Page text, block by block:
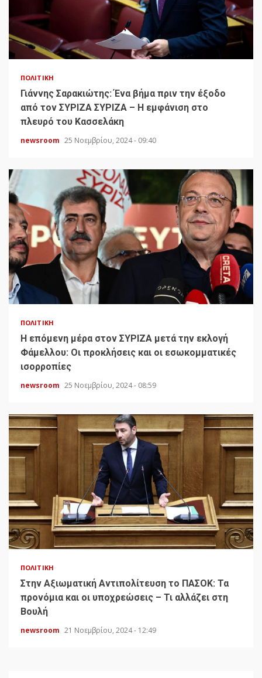
ΠΟΛΙΤΙΚΉ
Γιάννης Σαρακιώτης: Ένα βήμα πριν την έξοδο
από τον ΣΥΡΙΖΑ ΣΥΡΙΖΑ – Η εμφάνιση στο
πλευρό του Κασσελάκη
newsroom 25 Νοεμβρίου, 2024 - 09:40
ΠΟΛΙΤΙΚΉ
H επόμενη μέρα στον ΣΥΡΙΖΑ μετά την εκλογή
Φάμελλου: Οι προκλήσεις και οι εσωκομματικές
ισορροπίες
newsroom 25 Νοεμβρίου, 2024 - 08:59
ΠΟΛΙΤΙΚΉ
Στην Αξιωματική Αντιπολίτευση το ΠΑΣΟΚ: Τα
προνόμια και οι υποχρεώσεις – Τι αλλάζει στη
Βουλή
newsroom 21 Νοεμβρίου, 2024 - 12:49